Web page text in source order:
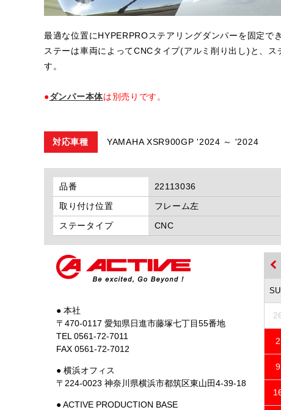
最適な位置にHYPERPROステアリングダンパーを固定で
ステーは車両によってCNCタイプ(アルミ削り出し)と、
す。
●ダンパー本体は別売りです。
対応車種 YAMAHA XSR900GP '2024 ～ '2024
品番 22113036
取り付け位置
フレーム左
ステータイプ
CNC
● 本社
〒470-0117 愛知県日進市藤塚七丁目55番地
TEL 0561-72-7011
FAX 0561-72-7012
● 横浜オフィス
〒224-0023 神奈川県横浜市都筑区東山田4-39-18
● ACTIVE PRODUCTION BASE
2
9